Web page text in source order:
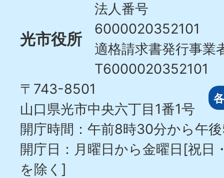
光市役所
法人番号
6000020352101
適格請求書発行事業
T6000020352101
〒743-8501
山口県光市中央六丁目1番1号
開庁時間：午前8時30分から午
開庁日：月曜日から金曜日[祝日
を除く]